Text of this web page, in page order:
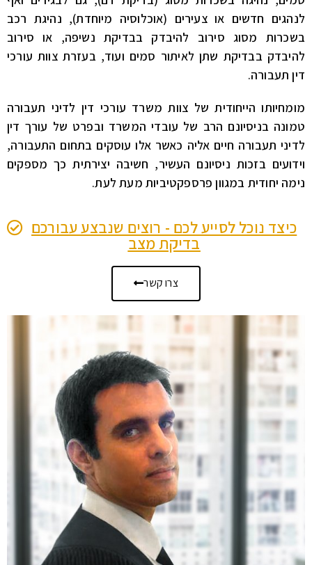
לנהגים חדשים או צעירים (אוכלוסיה מיוחדת), נהיגת רכב
בשכרות מסוג סירוב להיבדק בבדיקת נשיפה, או סירוב
להיבדק בבדיקת שתן לאיתור סמים ועוד, בעזרת צוות עורכי
דין תעבורה.
מומחיותו הייחודית של צוות משרד עורכי דין לדיני תעבורה
טמונה בניסיונם הרב של עובדי המשרד ובפרט של עורך דין
לדיני תעבורה חיים אליה כאשר אלו עוסקים בתחום התעבורה,
וידועים בזכות ניסיונם העשיר, חשיבה יצירתית כך מספקים
נימה יחודית במגוון פרספקטיביות מעת לעת.
כיצד נוכל לסייע לכם - רוצים שנבצע עבורכם
בדיקת מצב
צרו קשר